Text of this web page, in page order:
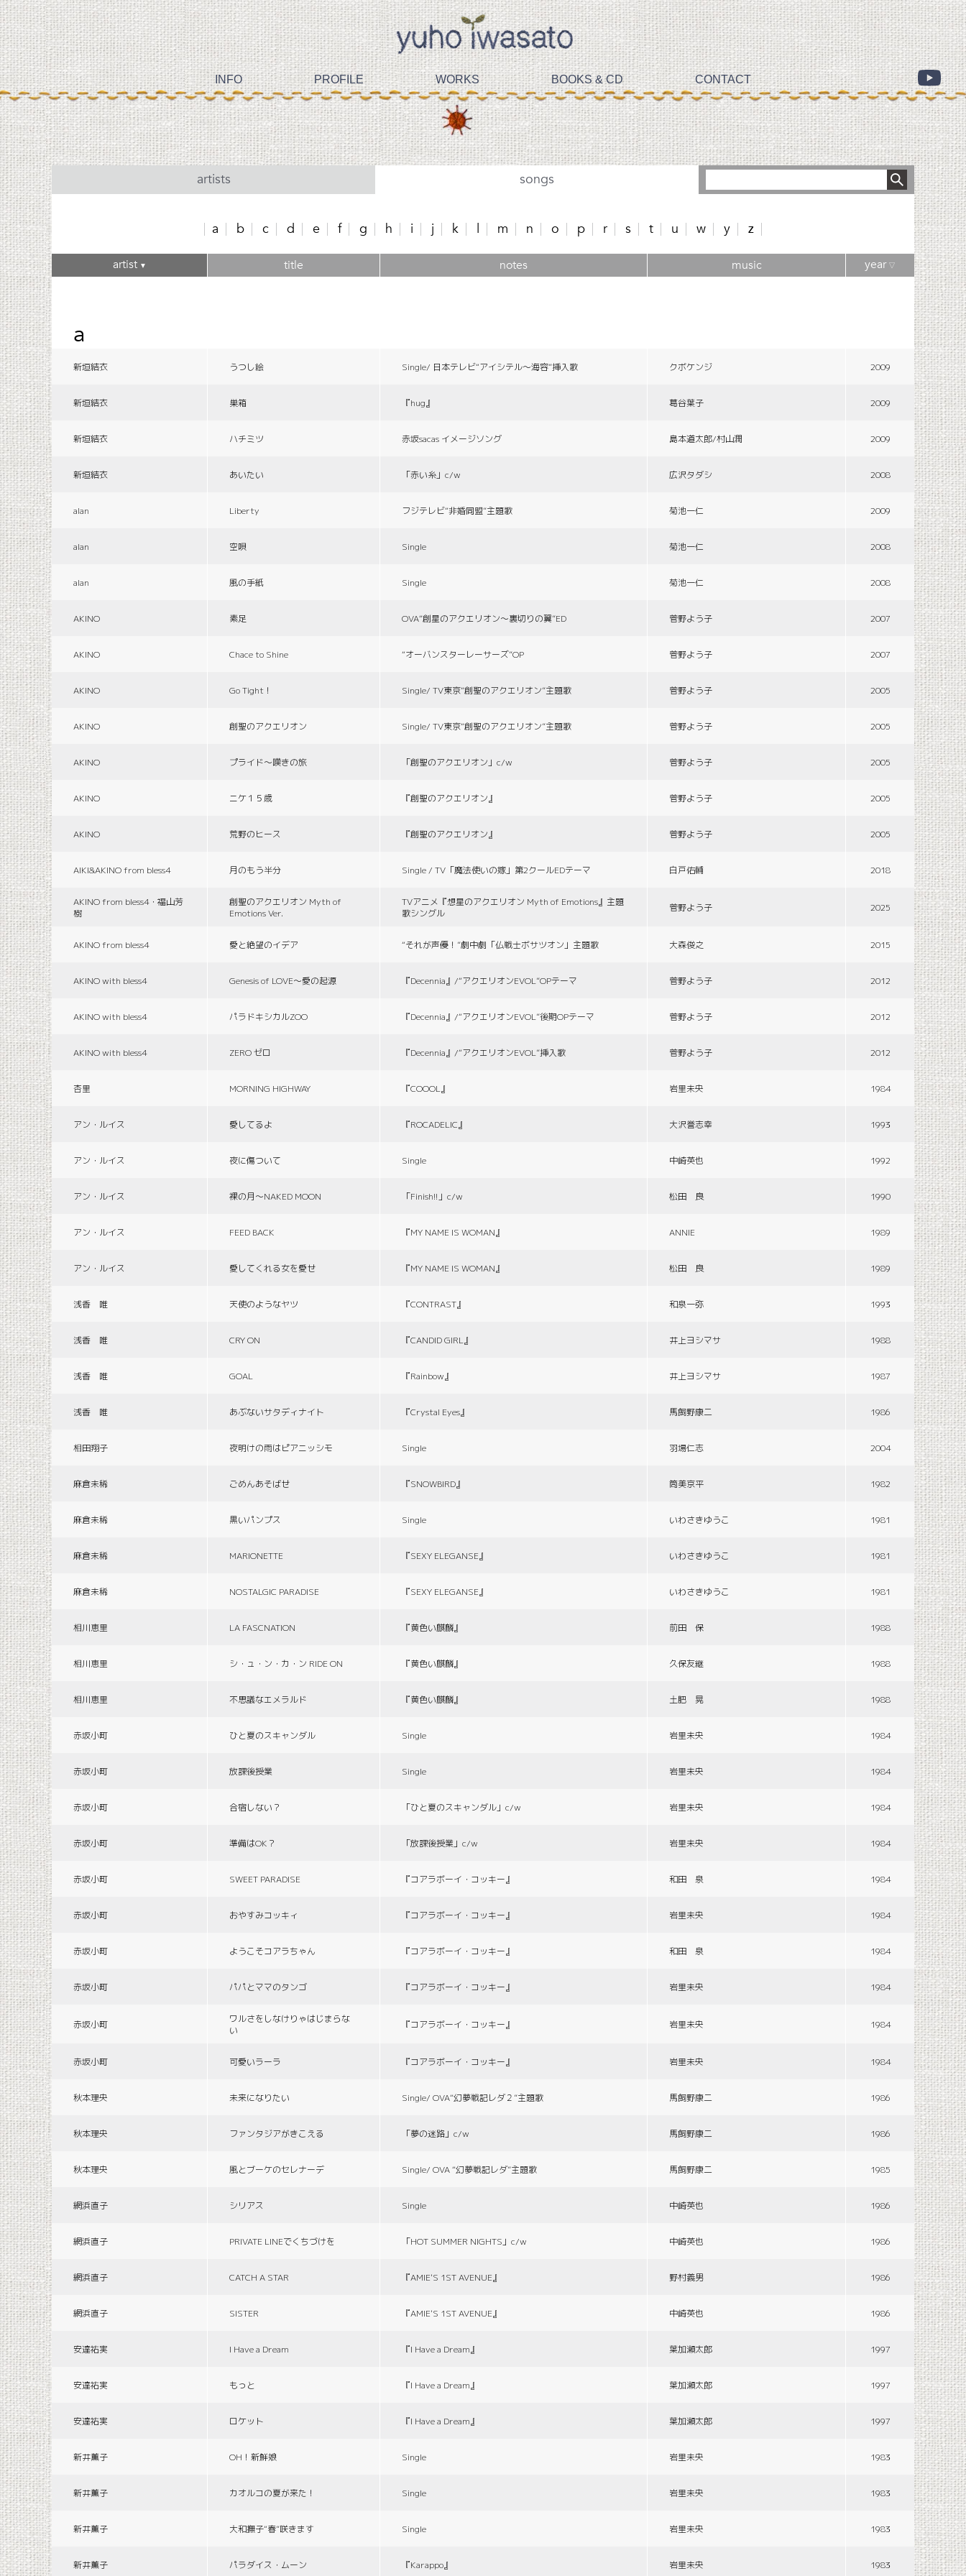
INFO PROFILE WORKS BOOKS & CD CONTACT
artists songs
a b c d e f g h i j k l m n o p r s t u w y z
artist▼ title notes music year▽
a
新垣結衣 うつし絵 Single/ 日本テレビ“アイシテル〜海容”挿入歌 クボケンジ 2009
新垣結衣 巣箱 『hug』 葛谷葉子 2009
新垣結衣 ハチミツ 赤坂sacas イメージソング 島本道太郎/村山潤 2009
新垣結衣 あいたい 「赤い糸」c/w 広沢タダシ 2008
alan Liberty フジテレビ“非婚同盟”主題歌 菊池一仁 2009
alan 空唄 Single 菊池一仁 2008
alan 風の手紙 Single 菊池一仁 2008
AKINO 素足 OVA“創星のアクエリオン〜裏切りの翼”ED 菅野よう子 2007
AKINO Chace to Shine “オーバンスターレーサーズ”OP 菅野よう子 2007
AKINO Go Tight！ Single/ TV東京“創聖のアクエリオン”主題歌 菅野よう子 2005
AKINO 創聖のアクエリオン Single/ TV東京“創聖のアクエリオン”主題歌 菅野よう子 2005
AKINO プライド〜嘆きの旅 「創聖のアクエリオン」c/w 菅野よう子 2005
AKINO ニケ１５歳 『創聖のアクエリオン』 菅野よう子 2005
AKINO 荒野のヒース 『創聖のアクエリオン』 菅野よう子 2005
AIKI&AKINO from bless4 月のもう半分 Single / TV「魔法使いの嫁」第2クールEDテーマ 白戸佑輔 2018
AKINO from bless4・福山芳
樹
創聖のアクエリオン Myth of
Emotions Ver.
TVアニメ『想星のアクエリオン Myth of Emotions』主題
歌シングル
菅野よう子 2025
AKINO from bless4 愛と絶望のイデア “それが声優！”劇中劇「仏戦士ボサツオン」主題歌 大森俊之 2015
AKINO with bless4 Genesis of LOVE〜愛の起源 『Decennia』/“アクエリオンEVOL”OPテーマ 菅野よう子 2012
AKINO with bless4 パラドキシカルZOO 『Decennia』/“アクエリオンEVOL”後期OPテーマ 菅野よう子 2012
AKINO with bless4 ZERO ゼロ 『Decennia』/“アクエリオンEVOL”挿入歌 菅野よう子 2012
杏里 MORNING HIGHWAY 『COOOL』 岩里未央 1984
アン・ルイス 愛してるよ 『ROCADELIC』 大沢誉志幸 1993
アン・ルイス 夜に傷ついて Single 中崎英也 1992
アン・ルイス 裸の月〜NAKED MOON 「Finish!!」c/w 松田 良 1990
アン・ルイス FEED BACK 『MY NAME IS WOMAN』 ANNIE 1989
アン・ルイス 愛してくれる女を愛せ 『MY NAME IS WOMAN』 松田 良 1989
浅香 唯 天使のようなヤツ 『CONTRAST』 和泉一弥 1993
浅香 唯 CRY ON 『CANDID GIRL』 井上ヨシマサ 1988
浅香 唯 GOAL 『Rainbow』 井上ヨシマサ 1987
浅香 唯 あぶないサタディナイト 『Crystal Eyes』 馬飼野康二 1986
相田翔子 夜明けの雨はピアニッシモ Single 羽場仁志 2004
麻倉未稀 ごめんあそばせ 『SNOWBIRD』 筒美京平 1982
麻倉未稀 黒いパンプス Single いわさきゆうこ 1981
麻倉未稀 MARIONETTE 『SEXY ELEGANSE』 いわさきゆうこ 1981
麻倉未稀 NOSTALGIC PARADISE 『SEXY ELEGANSE』 いわさきゆうこ 1981
相川恵里 LA FASCNATION 『黄色い麒麟』 前田 保 1988
相川恵里 シ・ュ・ン・カ・ン RIDE ON 『黄色い麒麟』 久保友継 1988
相川恵里 不思議なエメラルド 『黄色い麒麟』 土肥 晃 1988
赤坂小町 ひと夏のスキャンダル Single 岩里未央 1984
赤坂小町 放課後授業 Single 岩里未央 1984
赤坂小町 合宿しない？ 「ひと夏のスキャンダル」c/w 岩里未央 1984
赤坂小町 準備はOK？ 「放課後授業」c/w 岩里未央 1984
赤坂小町 SWEET PARADISE 『コアラボーイ・コッキー』 和田 泉 1984
赤坂小町 おやすみコッキィ 『コアラボーイ・コッキー』 岩里未央 1984
赤坂小町 ようこそコアラちゃん 『コアラボーイ・コッキー』 和田 泉 1984
赤坂小町 パパとママのタンゴ 『コアラボーイ・コッキー』 岩里未央 1984
赤坂小町
ワルさをしなけりゃはじまらな
い
『コアラボーイ・コッキー』 岩里未央 1984
赤坂小町 可愛いラーラ 『コアラボーイ・コッキー』 岩里未央 1984
秋本理央 未来になりたい Single/ OVA“幻夢戦記レダ２”主題歌 馬飼野康二 1986
秋本理央 ファンタジアがきこえる 「夢の迷路」c/w 馬飼野康二 1986
秋本理央 風とブーケのセレナーデ Single/ OVA “幻夢戦記レダ”主題歌 馬飼野康二 1985
網浜直子 シリアス Single 中崎英也 1986
網浜直子 PRIVATE LINEでくちづけを 「HOT SUMMER NIGHTS」c/w 中崎英也 1986
網浜直子 CATCH A STAR 『AMIE'S 1ST AVENUE』 野村義男 1986
網浜直子 SISTER 『AMIE'S 1ST AVENUE』 中崎英也 1986
安達祐実 I Have a Dream 『I Have a Dream』 葉加瀬太郎 1997
安達祐実 もっと 『I Have a Dream』 葉加瀬太郎 1997
安達祐実 ロケット 『I Have a Dream』 葉加瀬太郎 1997
新井薫子 OH！新鮮娘 Single 岩里未央 1983
新井薫子 カオルコの夏が来た！ Single 岩里未央 1983
新井薫子 大和撫子“春”咲きます Single 岩里未央 1983
新井薫子 パラダイス・ムーン 『Karappo』 岩里未央 1983